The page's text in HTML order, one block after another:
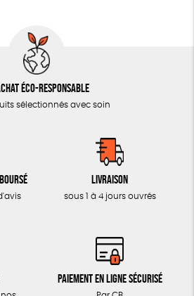
éco-responsable
sélectionnés avec soin
Livraison
sous 1 à 4 jours ouvrés
Paiement en ligne sécurisé